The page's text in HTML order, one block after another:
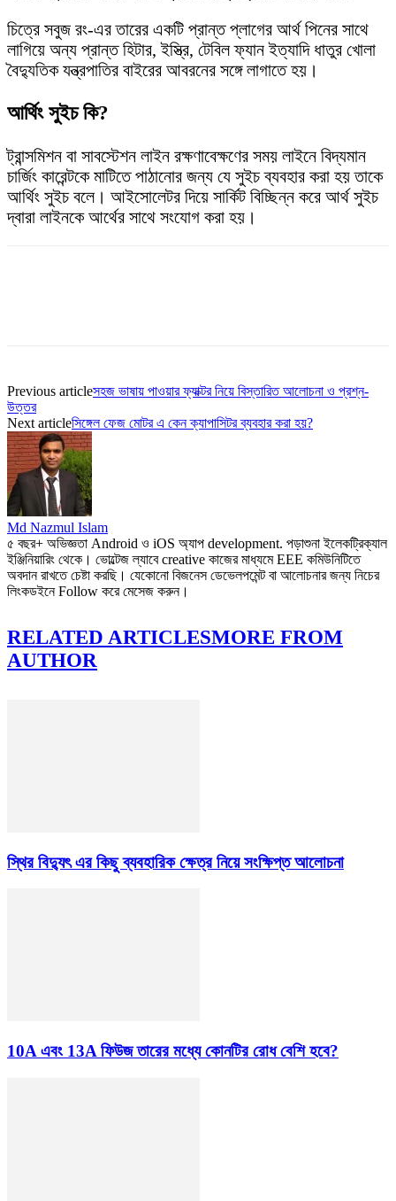
চিত্রে সবুজ রং-এর তারের একটি প্রান্ত প্লাগের আর্থ পিনের সাথে
লাগিয়ে অন্য প্রান্ত হিটার, ইস্ত্রি, টেবিল ফ্যান ইত্যাদি ধাতুর খোলা
বৈদ্যুতিক যন্ত্রপাতির বাইরের আবরনের সঙ্গে লাগাতে হয়।
আর্থিং সুইচ কি?
ট্রান্সমিশন বা সাবস্টেশন লাইন রক্ষণাবেক্ষণের সময় লাইনে বিদ্যমান
চার্জিং কারেন্টকে মাটিতে পাঠানোর জন্য যে সুইচ ব্যবহার করা হয় তাকে
আর্থিং সুইচ বলে। আইসোলেটর দিয়ে সার্কিট বিচ্ছিন্ন করে আর্থ সুইচ
দ্বারা লাইনকে আর্থের সাথে সংযোগ করা হয়।
Previous articleসহজ ভাষায় পাওয়ার ফ্যাক্টর নিয়ে বিস্তারিত আলোচনা ও প্রশ্ন-
উত্তর
Next articleসিঙ্গেল ফেজ মোটর এ কেন ক্যাপাসিটর ব্যবহার করা হয়?
Md Nazmul Islam
৫ বছর+ অভিজ্ঞতা Android ও iOS অ্যাপ development. পড়াশুনা ইলেকট্রিক্যাল
ইঞ্জিনিয়ারিং থেকে। ভোল্টেজ ল্যাবে creative কাজের মাধ্যমে EEE কমিউনিটিতে
অবদান রাখতে চেষ্টা করছি। যেকোনো বিজনেস ডেভেলপমেন্ট বা আলোচনার জন্য নিচের
লিংকডইনে Follow করে মেসেজ করুন।
RELATED ARTICLESMORE FROM
AUTHOR
স্থির বিদ্যুৎ এর কিছু ব্যবহারিক ক্ষেত্র নিয়ে সংক্ষিপ্ত আলোচনা
10A এবং 13A ফিউজ তারের মধ্যে কোনটির রোধ বেশি হবে?